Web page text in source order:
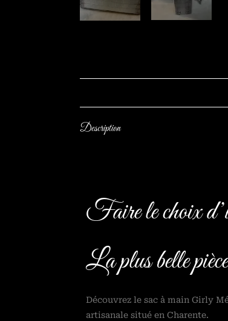
Description
Faire le choix
La plus belle
Découvrez le sac à main Girly
artisanale situé en Charente.